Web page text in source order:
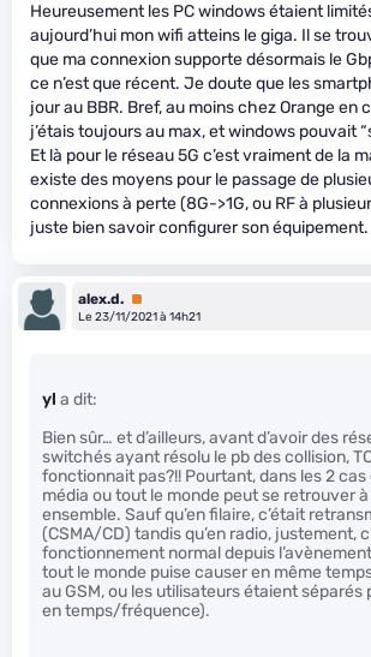
Heureusement les PC windows étaient
aujourd’hui mon wifi atteins le giga. Il se
que ma connexion supporte désormais le
ce n’est que récent. Je doute que les
jour au BBR. Bref, au moins chez Orange en
j’étais toujours au max, et windows pouvait
Et là pour le réseau 5G c’est vraiment de la
existe des moyens pour le passage de
connexions à perte (8G->1G, ou RF à
juste bien savoir configurer son équipement.
alex.d. Premium
Le 23/11/2021 à 14h21
yl a dit:
Bien sûr… et d’ailleurs, avant d’avoir des
switchés ayant résolu le pb des collision,
fonctionnait pas?!! Pourtant, dans les 2 cas
média ou tout le monde peut se retrouver
ensemble. Sauf qu’en filaire, c’était
(CSMA/CD) tandis qu’en radio, justement,
fonctionnement normal depuis l’avènement
tout le monde puise causer en même
au GSM, ou les utilisateurs étaient
en temps/fréquence).